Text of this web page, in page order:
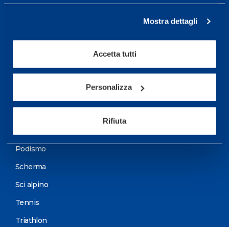
Mostra dettagli
Accetta tutti
Personalizza
Rifiuta
Test di valutazione
Podismo
Scherma
Sci alpino
Tennis
Triathlon